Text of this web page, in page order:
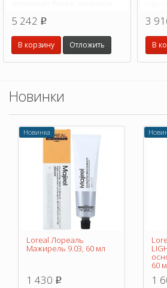
5 242 p
В корзину Отложить
3
В
Новинки
Новинка
Loreal Лореаль
Мажирель 9.03, 60 мл
1 430 p
60
1